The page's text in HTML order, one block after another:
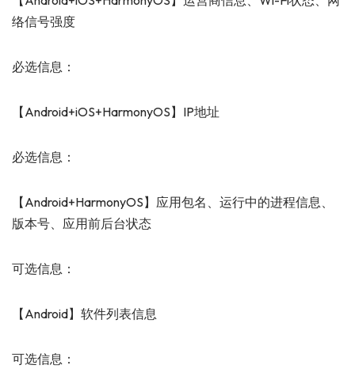
络信号强度
必选信息：
【Android+iOS+HarmonyOS】IP地址
必选信息：
【Android+HarmonyOS】应用包名、运行中的进程信息、
版本号、应用前后台状态
可选信息：
【Android】软件列表信息
可选信息：